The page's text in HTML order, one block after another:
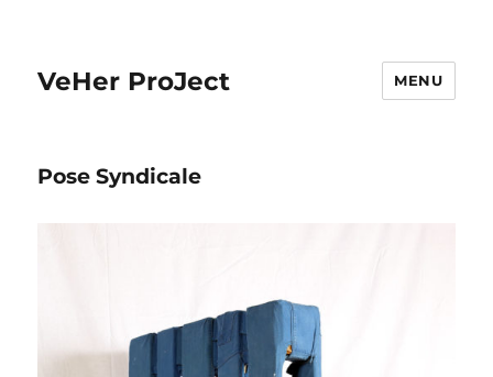
VeHer ProJect MENU
Pose Syndicale